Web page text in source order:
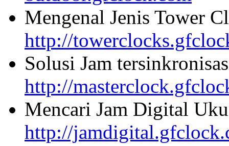
Mengenal Jenis Tower
http://
Solusi Jam
http://
Mencari Jam Digital
http://